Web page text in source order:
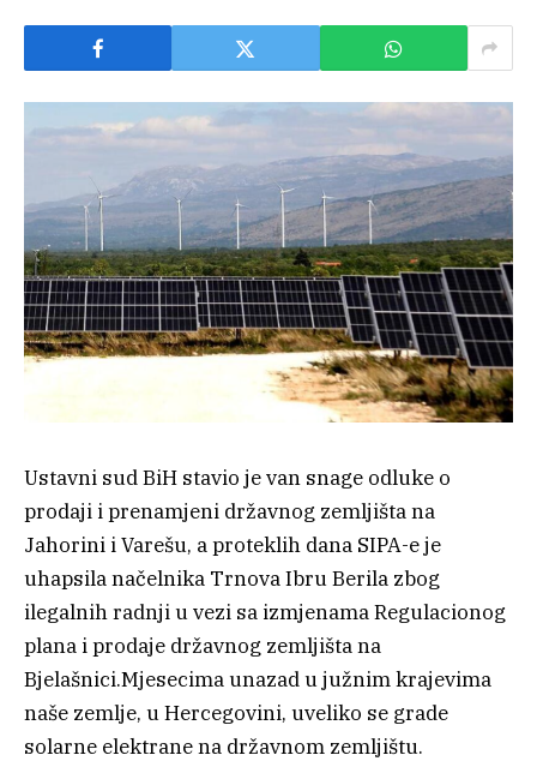
Ustavni sud BiH stavio je van snage odluke o
prodaji i prenamjeni državnog zemljišta na
Jahorini i Varešu, a proteklih dana SIPA-e je
uhapsila načelnika Trnova Ibru Berila zbog
ilegalnih radnji u vezi sa izmjenama Regulacionog
plana i prodaje državnog zemljišta na
Bjelašnici.Mjesecima unazad u južnim krajevima
naše zemlje, u Hercegovini, uveliko se grade
solarne elektrane na državnom zemljištu.